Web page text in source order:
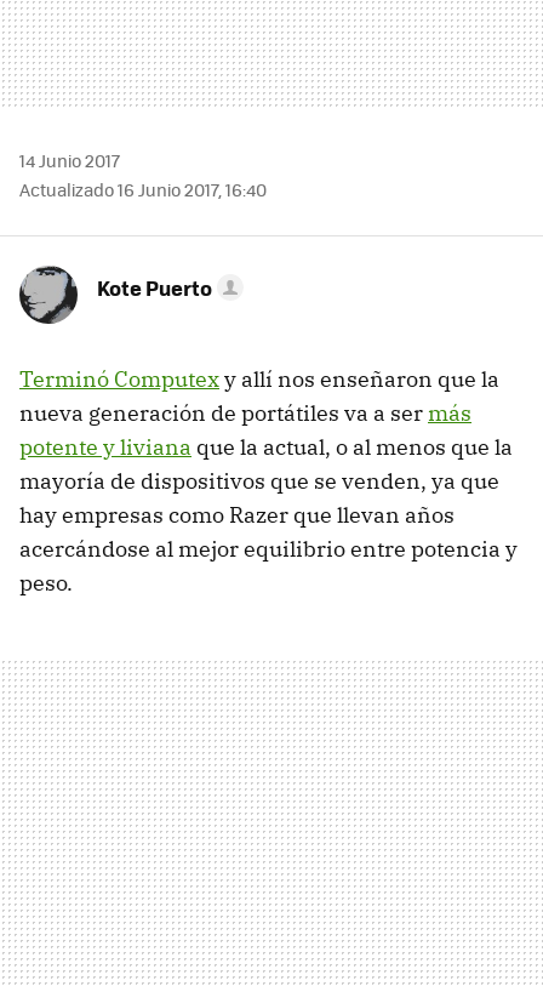
14 Junio 2017
Actualizado 16 Junio 2017, 16:40
Kote Puerto
Terminó Computexy allí nos enseñaron que la
nueva generación de portátiles va a sermás
potente y liviana que la actual, o al menos que la
mayoría de dispositivos que se venden, ya que
hay empresas como Razer que llevan años
acercándose al mejor equilibrio entre potencia y
peso.